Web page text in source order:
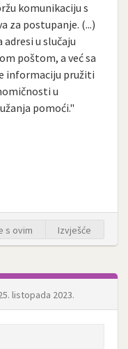
komunikaciju s
za postupanje. (...)
u slučaju
poštom, a već sa
informaciju pružiti
u
pomoći."
s ovim Izvješće
listopada 2023.